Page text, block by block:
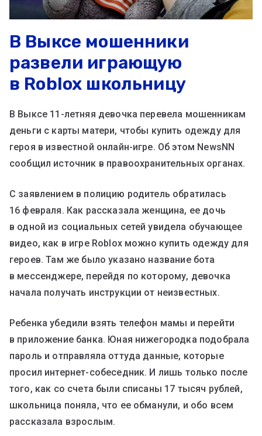
В Выксе мошенники
развели играющую
в Roblox школьницу
В Выксе 11-летняя девочка перевела мошенникам
деньги с карты матери, чтобы купить одежду для
героя в известной онлайн-игре. Об этом NewsNN
сообщил источник в правоохранительных органах.
С заявлением в полицию родитель обратилась
16 февраля. Как рассказала женщина, ее дочь
в одной из социальных сетей увидела обучающее
видео, как в игре Roblox можно купить одежду для
героев. Там же было указано название бота
в мессенджере, перейдя по которому, девочка
начала получать инструкции от неизвестных.
Ребенка убедили взять телефон мамы и перейти
в приложение банка. Юная нижегородка подобрала
пароль и отправляла оттуда данные, которые
просил интернет-собеседник. И лишь только после
того, как со счета были списаны 17 тысяч рублей,
школьница поняла, что ее обманули, и обо всем
рассказала взрослым.